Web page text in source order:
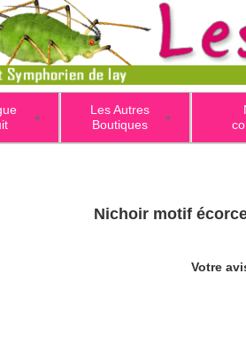
+ +
Les Autres
Boutiques
Nichoir motif
Votre